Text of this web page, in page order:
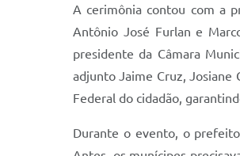
A cerimônia contou com a
Antônio José Furlan e
presidente da Câmara
adjunto Jaime Cruz, Josiane
Federal do cidadão,
Durante o evento, o